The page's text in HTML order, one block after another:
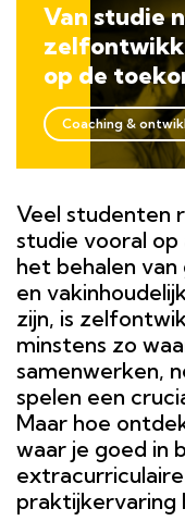
Van studie
op de
Coaching &
Veel studenten
studie vooral
het behalen
en
zijn, is
minstens zo
samenwerken,
spelen een
Maar hoe
waar je goed in
praktijkervaring